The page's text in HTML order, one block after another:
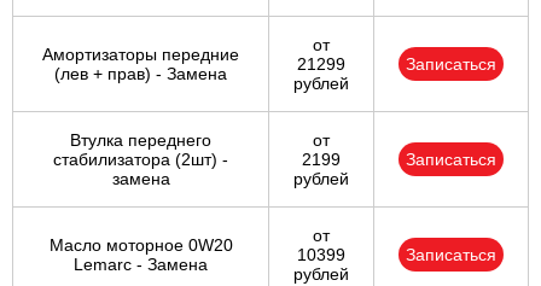
Амортизаторы передние
(лев + прав) - Замена
от
21299
рублей
Записаться
Втулка переднего
стабилизатора (2шт) -
замена
от
2199
рублей
Записаться
Масло моторное 0W20
Lemarc - Замена
от
10399
рублей
Записаться